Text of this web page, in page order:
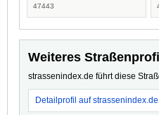
47443
Weiteres
strassenindex.de führt diese
Detailprofil auf strassenindex.de